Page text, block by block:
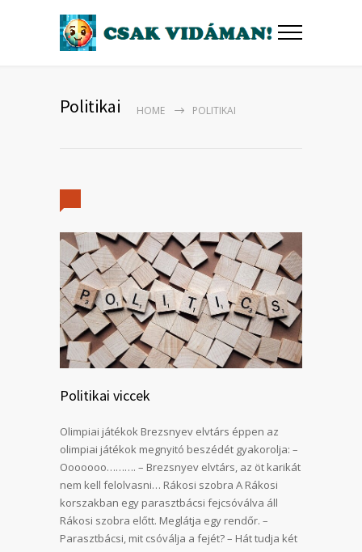
Politikai HOME POLITIKAI
Politikai viccek
Olimpiai játékok Brezsnyev elvtárs éppen az
olimpiai játékok megnyitó beszédét gyakorolja: –
Ooooooo………. – Brezsnyev elvtárs, az öt karikát
nem kell felolvasni… Rákosi szobra A Rákosi
korszakban egy parasztbácsi fejcsóválva áll
Rákosi szobra előtt. Meglátja egy rendőr. –
Parasztbácsi, mit csóválja a fejét? – Hát tudja két